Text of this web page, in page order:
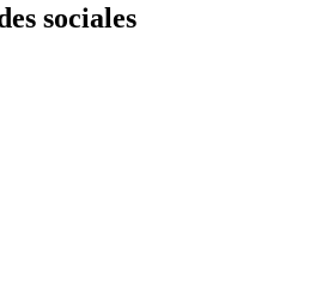
sociales